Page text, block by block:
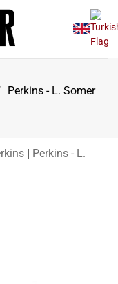
Perkins - L. Somer
| Perkins - L.